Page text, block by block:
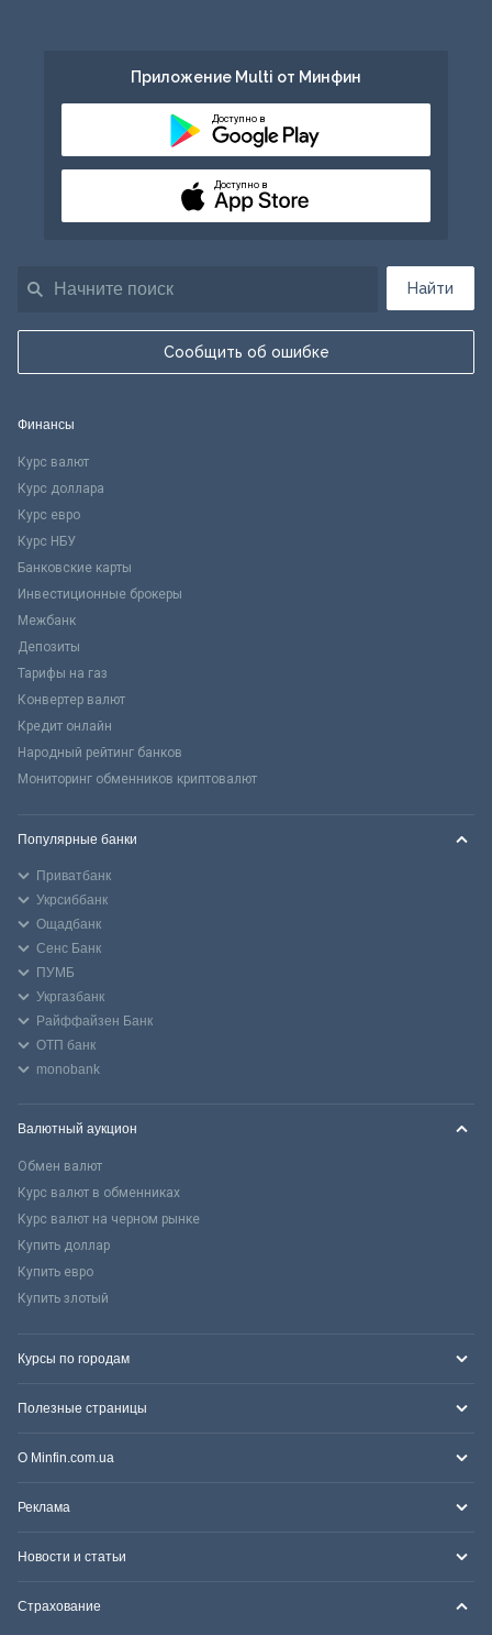
Найти
Сообщить об ошибке
Приложение Multi от Минфин
Доступно в
Доступно в
Финансы
Курс валют
Курс доллара
Курс евро
Курс НБУ
Банковские карты
Инвестиционные брокеры
Межбанк
Депозиты
Тарифы на газ
Конвертер валют
Кредит онлайн
Народный рейтинг банков
Мониторинг обменников криптовалют
Популярные банки
Приватбанк
Укрсиббанк
Ощадбанк
Сенс Банк
ПУМБ
Укргазбанк
Райффайзен Банк
ОТП банк
monobank
Валютный аукцион
Обмен валют
Курс валют в обменниках
Курс валют на черном рынке
Купить доллар
Купить евро
Купить злотый
Курсы по городам
Полезные страницы
О Minfin.com.ua
Реклама
Новости и статьи
Страхование